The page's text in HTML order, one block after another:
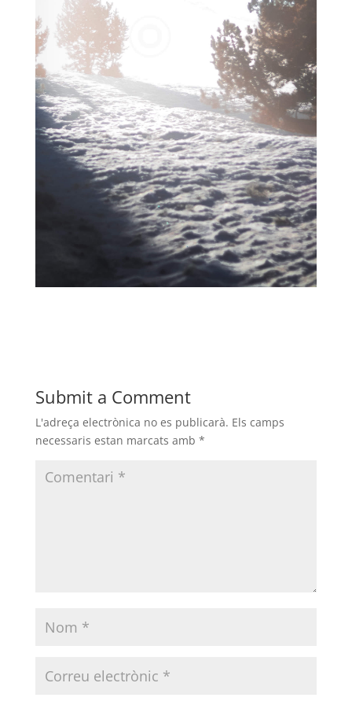
Submit a Comment
L'adreça electrònica no es publicarà. Els camps
necessaris estan marcats amb *